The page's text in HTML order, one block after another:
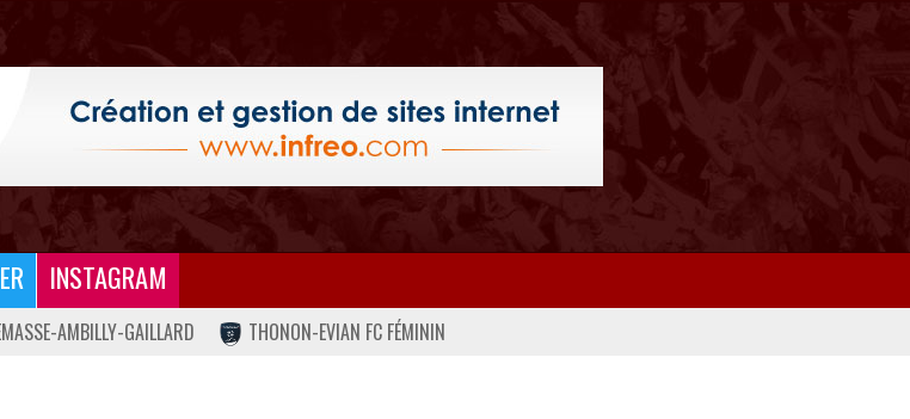
INSTAGRAM
AMBILLY-GAILLARD THONON-EVIAN FC FÉMININ